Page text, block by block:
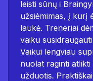
leisti sūnų i
užsiėmimas, į kurį
laukė. Treneriai
vaiku
Vaikui lengviau
nuolat raginti
užduotis.